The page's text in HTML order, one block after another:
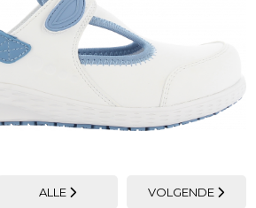
ALLE VOLGENDE